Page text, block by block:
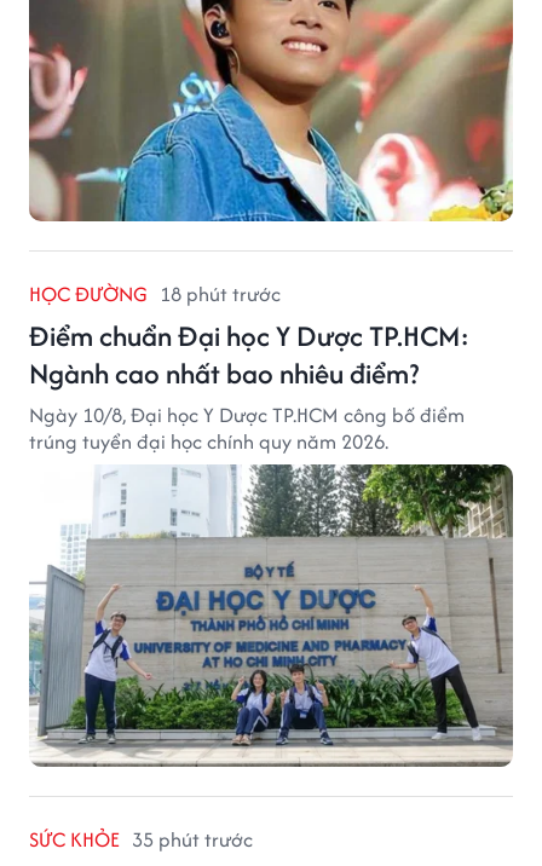
HỌC ĐƯỜNG 18 phút trước
Điểm chuẩn Đại học Y Dược TP.HCM:
Ngành cao nhất bao nhiêu điểm?
Ngày 10/8, Đại học Y Dược TP.HCM công bố điểm
trúng tuyển đại học chính quy năm 2026.
SỨC KHỎE 35 phút trước